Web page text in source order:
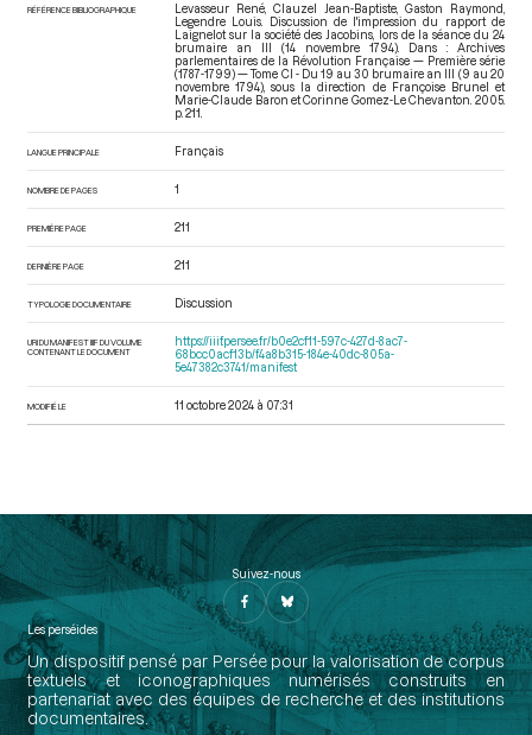
RÉFÉRENCE BIBLIOGRAPHIQUE
Levasseur René, Clauzel Jean-Baptiste, Gaston Raymond,
Legendre Louis. Discussion de l'impression du rapport de
Laignelot sur la société des Jacobins, lors de la séance du 24
brumaire an III (14 novembre 1794). Dans : Archives
parlementaires de la Révolution Française — Première série
(1787-1799) — Tome CI - Du 19 au 30 brumaire an III (9 au 20
novembre 1794) , sous la direction de Françoise Brunel et
Marie-Claude Baron et Corinne Gomez-Le Chevanton. 2005.
p. 211.
LANGUE PRINCIPALE Français
NOMBRE DE PAGES 1
PREMIÈRE PAGE 211
DERNIÈRE PAGE 211
TYPOLOGIE DOCUMENTAIRE Discussion
URI DU MANIFEST IIIF DU VOLUME
CONTENANT LE DOCUMENT
https://iiif.persee.fr/b0e2cf11-597c-427d-8ac7-
68bcc0acf13b/f4a8b315-184e-40dc-805a-
5e47382c3741/manifest
MODIFIÉ LE 11 octobre 2024 à 07:31
Suivez-nous
Les perséides
Un dispositif pensé par Persée pour la valorisation de corpus
textuels et iconographiques numérisés construits en
partenariat avec des équipes de recherche et des institutions
documentaires.